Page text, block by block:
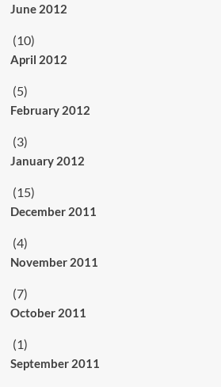
June 2012
(10)
April 2012
(5)
February 2012
(3)
January 2012
(15)
December 2011
(4)
November 2011
(7)
October 2011
(1)
September 2011